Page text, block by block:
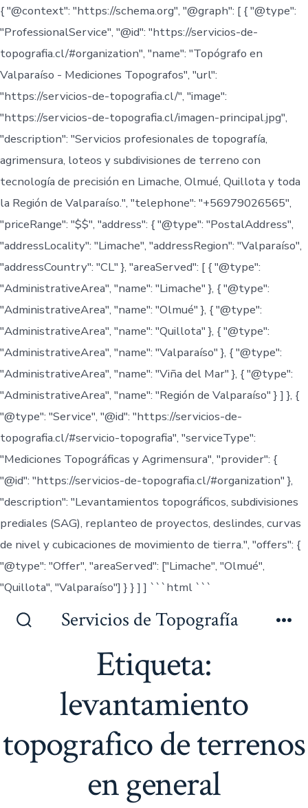
{ "@context": "https://schema.org", "@graph": [ { "@type":
"ProfessionalService", "@id": "https://servicios-de-
topografia.cl/#organization", "name": "Topógrafo en
Valparaíso - Mediciones Topografos", "url":
"https://servicios-de-topografia.cl/", "image":
"https://servicios-de-topografia.cl/imagen-principal.jpg",
"description": "Servicios profesionales de topografía,
agrimensura, loteos y subdivisiones de terreno con
tecnología de precisión en Limache, Olmué, Quillota y toda
la Región de Valparaíso.", "telephone": "+56979026565",
"priceRange": "$$", "address": { "@type": "PostalAddress",
"addressLocality": "Limache", "addressRegion": "Valparaíso",
"addressCountry": "CL" }, "areaServed": [ { "@type":
"AdministrativeArea", "name": "Limache" }, { "@type":
"AdministrativeArea", "name": "Olmué" }, { "@type":
"AdministrativeArea", "name": "Quillota" }, { "@type":
"AdministrativeArea", "name": "Valparaíso" }, { "@type":
"AdministrativeArea", "name": "Viña del Mar" }, { "@type":
"AdministrativeArea", "name": "Región de Valparaíso" } ] }, {
"@type": "Service", "@id": "https://servicios-de-
topografia.cl/#servicio-topografia", "serviceType":
"Mediciones Topográficas y Agrimensura", "provider": {
"@id": "https://servicios-de-topografia.cl/#organization" },
"description": "Levantamientos topográficos, subdivisiones
prediales (SAG), replanteo de proyectos, deslindes, curvas
de nivel y cubicaciones de movimiento de tierra.", "offers": {
"@type": "Offer", "areaServed": ["Limache", "Olmué",
"Quillota", "Valparaíso"] } } ] ] ```html ```
Servicios de Topografía
Etiqueta:
levantamiento
topografico de terrenos
en general